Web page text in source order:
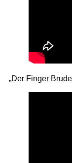
„Der Finger